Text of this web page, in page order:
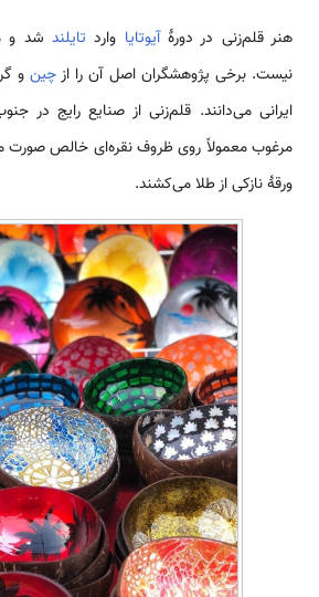
هنر قلم‌زنی در دورهٔآیوتایا وارد تایلند شد و
نیست. برخی پژوهشگران اصل آن را ازچین و
ایرانی می‌دانند. قلم‌زنی از صنایع رایج در
مرغوب معمولاً روی ظروف نقره‌ای خالص صورت
ورقهٔ نازکی از طلا می‌کشند.